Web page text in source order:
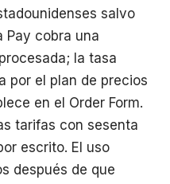
salvo
Pay cobra una
la tasa
por el plan de precios
en el Order Form.
tarifas con sesenta
escrito. El uso
después de que